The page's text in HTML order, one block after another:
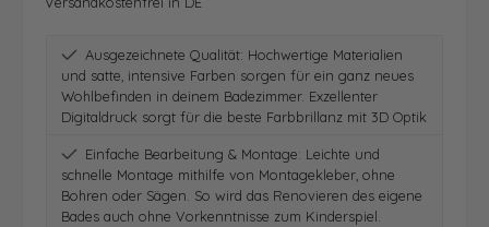
Ausgezeichnete Qualität: Hochwertige Materialien
und satte, intensive Farben sorgen für ein ganz neues
Wohlbefinden in deinem Badezimmer. Exzellenter
Digitaldruck sorgt für die beste Farbbrillanz mit 3D Optik
Einfache Bearbeitung & Montage: Leichte und
schnelle Montage mithilfe von Montagekleber, ohne
Bohren oder Sägen. So wird das Renovieren des eigene
Bades auch ohne Vorkenntnisse zum Kinderspiel.